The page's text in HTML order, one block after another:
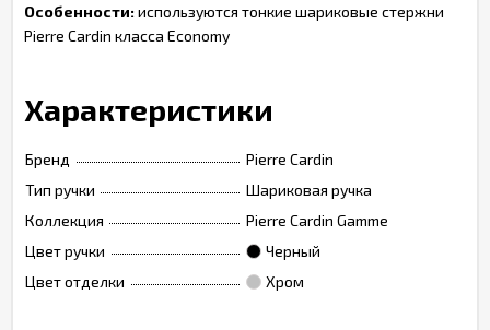
Особенности:используются тонкие шариковые стержни
Pierre Cardin класса Economy
Характеристики
Бренд
Pierre Cardin
Тип ручки
Шариковая ручка
Коллекция
Pierre Cardin Gamme
Цвет ручки
Черный
Цвет отделки
Хром